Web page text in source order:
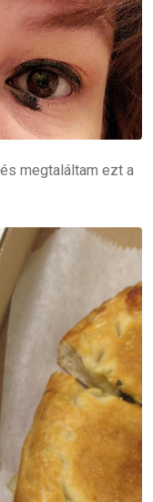
megtaláltam ezt a